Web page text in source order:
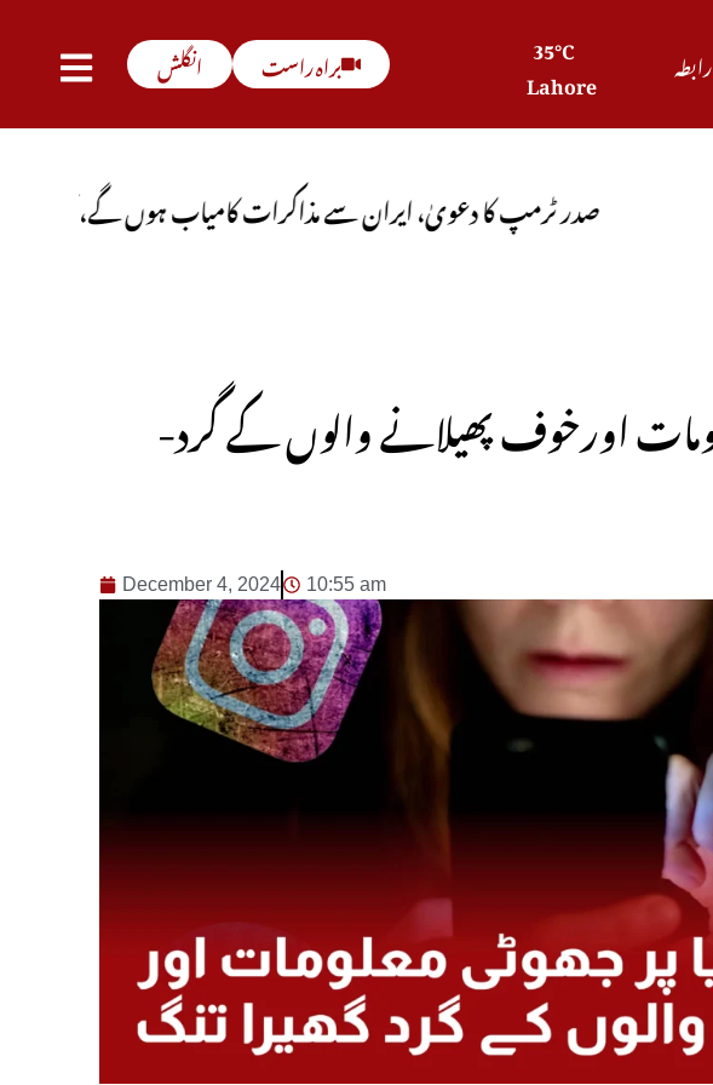
انگلش براہ راست 35°C
Lahore رابطہ
صدر ٹرمپ کا دعویٰ، ایران سے مذاکرات کامیاب ہوں گے، آبنائے ہرمز جلد کھل
-سوشل میڈیا پر جھوٹی معلومات اورخوف پھیلانے والوں کے گرد
December 4, 2024 10:55 am